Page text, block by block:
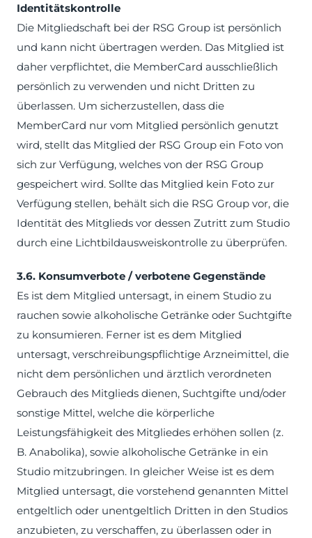
Identitätskontrolle
Die Mitgliedschaft bei der RSG Group ist persönlich
und kann nicht übertragen werden. Das Mitglied ist
daher verpflichtet, die MemberCard ausschließlich
persönlich zu verwenden und nicht Dritten zu
überlassen. Um sicherzustellen, dass die
MemberCard nur vom Mitglied persönlich genutzt
wird, stellt das Mitglied der RSG Group ein Foto von
sich zur Verfügung, welches von der RSG Group
gespeichert wird. Sollte das Mitglied kein Foto zur
Verfügung stellen, behält sich die RSG Group vor, die
Identität des Mitglieds vor dessen Zutritt zum Studio
durch eine Lichtbildausweiskontrolle zu überprüfen.
3.6. Konsumverbote / verbotene Gegenstände
Es ist dem Mitglied untersagt, in einem Studio zu
rauchen sowie alkoholische Getränke oder Suchtgifte
zu konsumieren. Ferner ist es dem Mitglied
untersagt, verschreibungspflichtige Arzneimittel, die
nicht dem persönlichen und ärztlich verordneten
Gebrauch des Mitglieds dienen, Suchtgifte und/oder
sonstige Mittel, welche die körperliche
Leistungsfähigkeit des Mitgliedes erhöhen sollen (z.
B. Anabolika), sowie alkoholische Getränke in ein
Studio mitzubringen. In gleicher Weise ist es dem
Mitglied untersagt, die vorstehend genannten Mittel
entgeltlich oder unentgeltlich Dritten in den Studios
anzubieten, zu verschaffen, zu überlassen oder in